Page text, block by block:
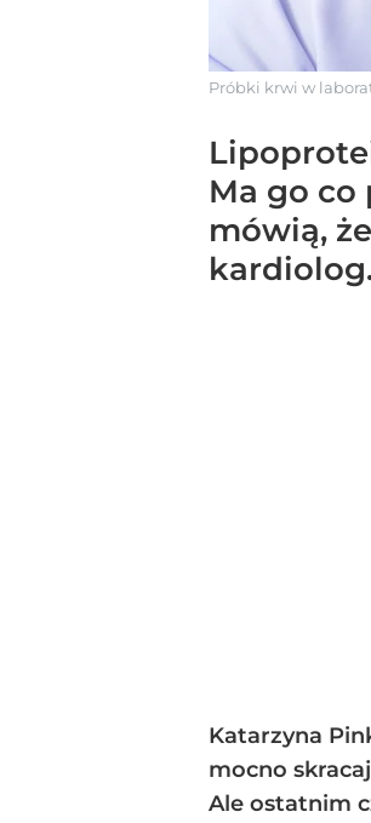
Próbki krwi w
Ma go
mówią,
Katarzyna
mocno
Ale ostatnim